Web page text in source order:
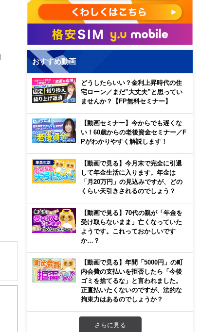
おすすめ動画
どうしたらいい？金利上昇時代の住
宅ローン／まだ”大丈夫”と思ってい
ませんか？【FP無料セミナー】
【動画セミナー】今からでも遅くな
い！60歳からの老後資金セミナー／F
Pがわかりやすく解説します！
【動画で見る】今月末で完全に引退
して年金生活に入ります。年金は
「月20万円」の見込みですが、どの
くらい天引きされるのでしょう？
【動画で見る】70代の親が「年金を
受け取らないまま」亡くなっていた
ようです。これっておかしいです
か…？
【動画で見る】年間「5000円」の町
内会費の支払いを拒否したら「今後
ゴミを捨てるな」と言われました。
正直払いたくないのですが、法的な
拘束力はあるのでしょうか？
さらに見る